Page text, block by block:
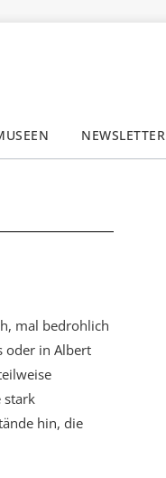
NEWSLETTER
mal bedrohlich
oder in Albert
stark
hin, die